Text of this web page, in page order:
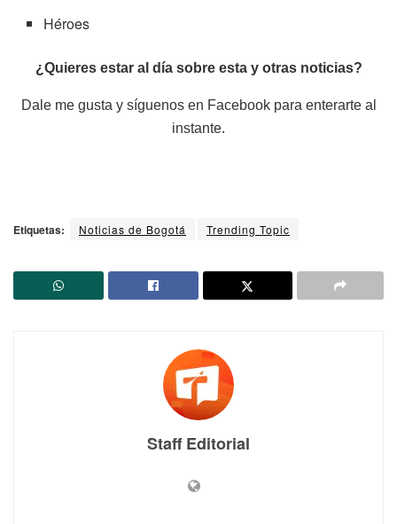
Héroes
¿Quieres estar al día sobre esta y otras noticias?
Dale me gusta y síguenos en Facebook para enterarte al
instante.
Etiquetas: Noticias de Bogotá Trending Topic
Staff Editorial